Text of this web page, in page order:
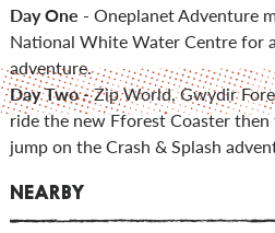
Day One - Oneplanet Adventure
National White Water Centre for
adventure.
Day Two- Zip World, Gwydir
ride the new Fforest Coaster
jump on the Crash & Splash
NEARBY